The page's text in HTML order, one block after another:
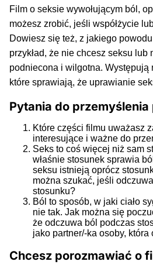
Film o seksie wywołującym ból,
możesz zrobić, jeśli współżycie
Dowiesz się też, z jakiego
przykład, że nie chcesz seksu
podniecona i wilgotna. Występują
które sprawiają, że uprawianie
Pytania do przemyślenia
Które części filmu uważasz
interesujące i ważne do
Seks to coś więcej niż sam
właśnie stosunek sprawia
seksu istnieją oprócz
można szukać, jeśli
stosunku?
Ból to sposób, w jaki ciało
nie tak. Jak można się
że odczuwa ból podczas
jako partner/-ka osoby,
Chcesz porozmawiać o